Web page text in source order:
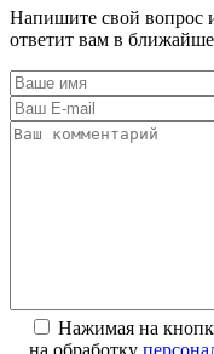
Напишите свой вопрос
ответит вам в
Нажимая на
на обработку